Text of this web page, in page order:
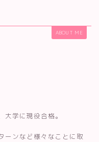
ABOUT ME
学に現役合格。
ーンなど様々なことに取